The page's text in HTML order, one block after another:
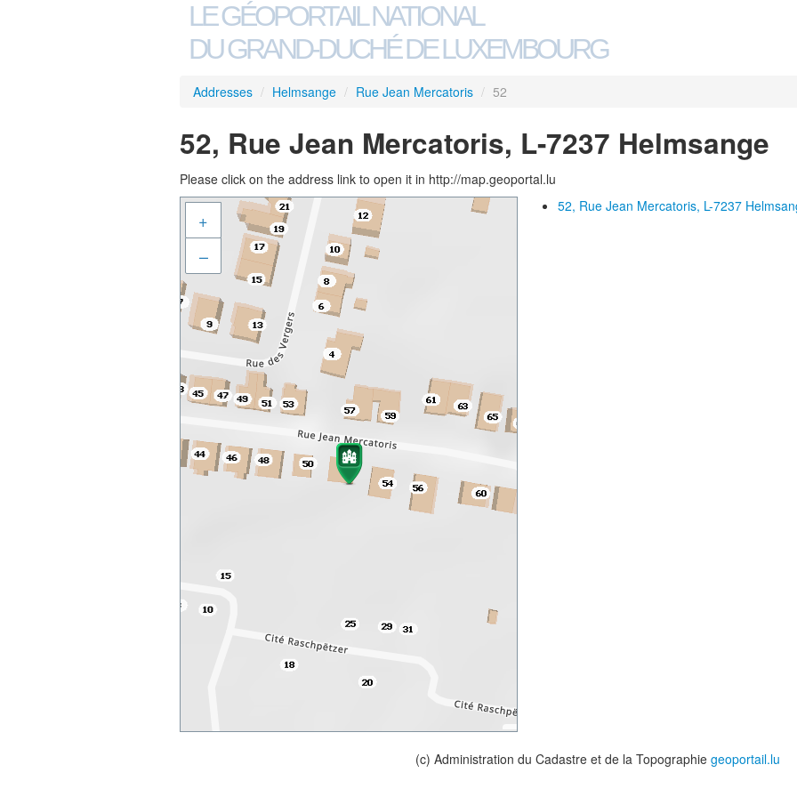
LE GÉOPORTAIL NATIONAL
DU GRAND-DUCHÉ DE LUXEMBOURG
Addresses / Helmsange / Rue Jean Mercatoris / 52
52, Rue Jean Mercatoris, L-7237 Helmsange
Please click on the address link to open it in http://map.geoportal.lu
+
–
52, Rue Jean Mercatoris, L-7237
(c) Administration du Cadastre et de la Topographie geoportail.lu